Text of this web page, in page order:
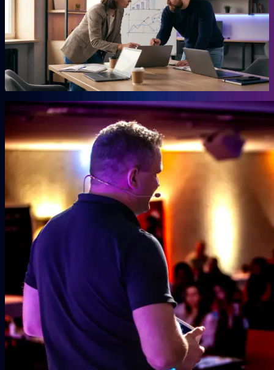
Das Playbook für deinen Vorsprung.
Marketing, KI, Lead-Generierung, Empfehlungen. Jedes Buch
beantwortet eine Frage: Wie baust du einen Teil deiner Growth
Engine? Co-geschrieben mit der Erfahrung aus 20 Jahren eigenem
Mehr erfahren →